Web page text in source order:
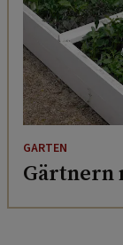
GARTEN
Gärtnern